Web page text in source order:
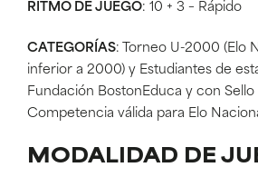
RITMO DE JUEGO: 10 + 3 – Rápido
CATEGORÍAS: Torneo U-2000 (Elo
inferior a 2000) y Estudiantes de
Fundación BostonEduca y con Sello
Competencia válida para Elo
MODALIDAD DE